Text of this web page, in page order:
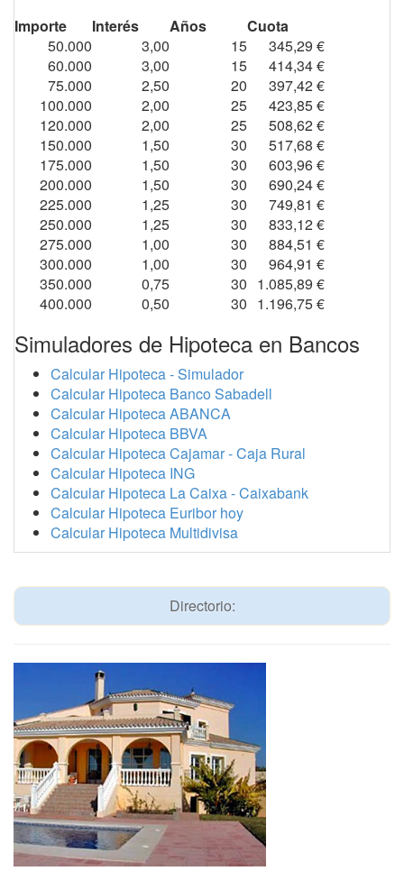
Importe Interés Años
Cuota
50.000
3,00 15
345,29 €
60.000
3,00 15
414,34 €
75.000
2,50 20
397,42 €
100.000
2,00 25
423,85 €
120.000
2,00 25
508,62 €
150.000
1,50 30
517,68 €
175.000
1,50 30
603,96 €
200.000
1,50 30
690,24 €
225.000
1,25 30
749,81 €
250.000
1,25 30
833,12 €
275.000
1,00 30
884,51 €
300.000
1,00 30
964,91 €
350.000
0,75 30 1.085,89 €
400.000
0,50 30 1.196,75 €
Simuladores de Hipoteca en Bancos
Calcular Hipoteca - Simulador
Calcular Hipoteca Banco Sabadell
Calcular Hipoteca ABANCA
Calcular Hipoteca BBVA
Calcular Hipoteca Cajamar - Caja Rural
Calcular Hipoteca ING
Calcular Hipoteca La Caixa - Caixabank
Calcular Hipoteca Euribor hoy
Calcular Hipoteca Multidivisa
Directorio: